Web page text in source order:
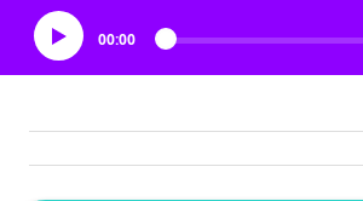
00:00